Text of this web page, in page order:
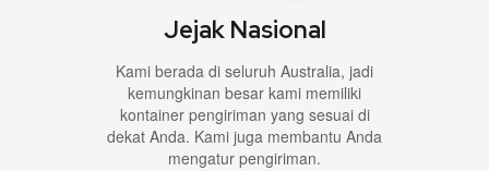
Jejak Nasional
Kami berada di seluruh Australia, jadi
kemungkinan besar kami memiliki
kontainer pengiriman yang sesuai di
dekat Anda. Kami juga membantu Anda
mengatur pengiriman.